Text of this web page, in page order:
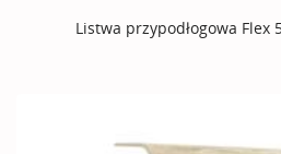
Listwa przypodłogowa Flex